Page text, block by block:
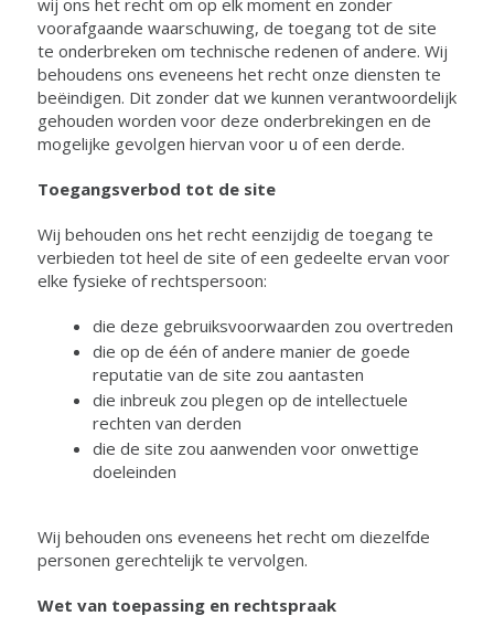
wij ons het recht om op elk moment en zonder
voorafgaande waarschuwing, de toegang tot de site
te onderbreken om technische redenen of andere. Wij
behoudens ons eveneens het recht onze diensten te
beëindigen. Dit zonder dat we kunnen verantwoordelijk
gehouden worden voor deze onderbrekingen en de
mogelijke gevolgen hiervan voor u of een derde.
Toegangsverbod tot de site
Wij behouden ons het recht eenzijdig de toegang te
verbieden tot heel de site of een gedeelte ervan voor
elke fysieke of rechtspersoon:
die deze gebruiksvoorwaarden zou overtreden
die op de één of andere manier de goede
reputatie van de site zou aantasten
die inbreuk zou plegen op de intellectuele
rechten van derden
die de site zou aanwenden voor onwettige
doeleinden
Wij behouden ons eveneens het recht om diezelfde
personen gerechtelijk te vervolgen.
Wet van toepassing en rechtspraak